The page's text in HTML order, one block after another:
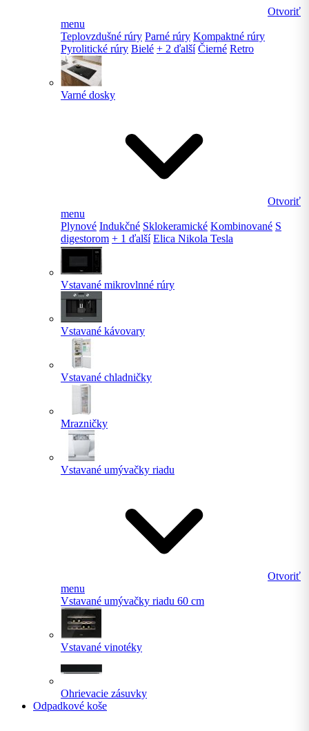
Otvoriť
menu
Teplovzdušné rúry Parné rúry Kompaktné rúry
Pyrolitické rúry Bielé + 2 ďalší Čierné Retro
Varné dosky
Otvoriť
menu
Plynové Indukčné Sklokeramické Kombinované S
digestorom + 1 ďalší Elica Nikola Tesla
Vstavané mikrovlnné rúry
Vstavané kávovary
Vstavané chladničky
Mrazničky
Vstavané umývačky riadu
Otvoriť
menu
Vstavané umývačky riadu 60 cm
Vstavané vinotéky
Ohrievacie zásuvky
Odpadkové koše